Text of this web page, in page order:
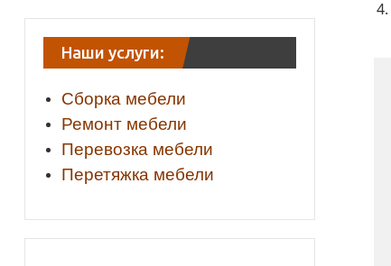
Наши услуги:
Сборка мебели
Ремонт мебели
Перевозка мебели
Перетяжка мебели